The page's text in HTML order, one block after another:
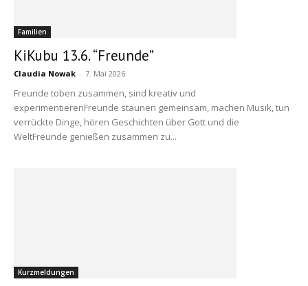
Familien
KiKubu 13.6. “Freunde”
Claudia Nowak - 7. Mai 2026
Freunde toben zusammen, sind kreativ und
experimentierenFreunde staunen gemeinsam, machen Musik, tun
verrückte Dinge, hören Geschichten über Gott und die
WeltFreunde genießen zusammen zu...
Kurzmeldungen